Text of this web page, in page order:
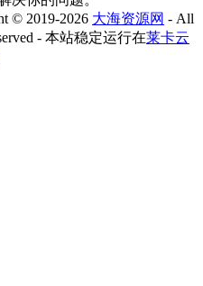
© 2019-2026 大海资源网 - All
- 本站稳定运行在莱卡云